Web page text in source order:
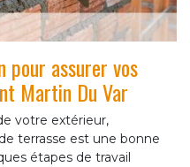
pour assurer vos
Martin Du Var
votre extérieur,
terrasse est une bonne
étapes de travail